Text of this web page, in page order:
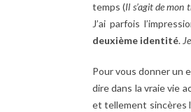
temps (Il s’agit de mon
J’ai parfois
deuxième identité.
Pour vous donner un
dire dans la vraie vie
et tellement sincères